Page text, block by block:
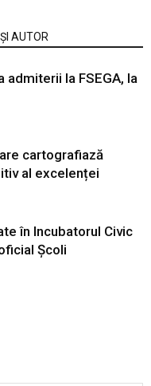
AUTOR
admiterii la FSEGA, la
cartografiază
al excelenței
în Incubatorul Civic
Școli